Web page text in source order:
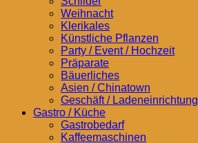
Weihnacht
Klerikales
Künstliche Pflanzen
Party / Event / Hochzeit
Präparate
Bäuerliches
Asien / Chinatown
Geschäft / Ladeneinrichtung
Gastro / Küche
Gastrobedarf
Kaffeemaschinen